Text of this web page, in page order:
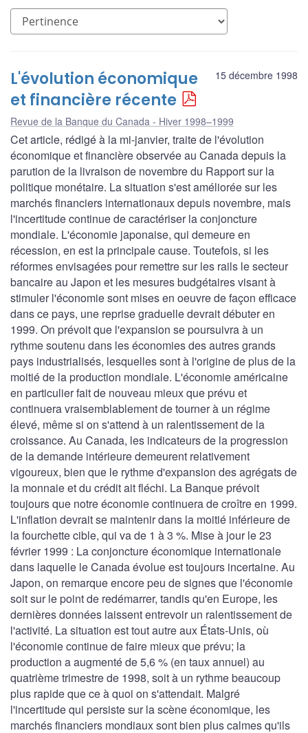
15 décembre 1998
L'évolution économique
et financière récente
Revue de la Banque du Canada - Hiver 1998–1999
Cet article, rédigé à la mi-janvier, traite de l'évolution
économique et financière observée au Canada depuis la
parution de la livraison de novembre du Rapport sur la
politique monétaire. La situation s'est améliorée sur les
marchés financiers internationaux depuis novembre, mais
l'incertitude continue de caractériser la conjoncture
mondiale. L'économie japonaise, qui demeure en
récession, en est la principale cause. Toutefois, si les
réformes envisagées pour remettre sur les rails le secteur
bancaire au Japon et les mesures budgétaires visant à
stimuler l'économie sont mises en oeuvre de façon efficace
dans ce pays, une reprise graduelle devrait débuter en
1999. On prévoit que l'expansion se poursuivra à un
rythme soutenu dans les économies des autres grands
pays industrialisés, lesquelles sont à l'origine de plus de la
moitié de la production mondiale. L'économie américaine
en particulier fait de nouveau mieux que prévu et
continuera vraisemblablement de tourner à un régime
élevé, même si on s'attend à un ralentissement de la
croissance. Au Canada, les indicateurs de la progression
de la demande intérieure demeurent relativement
vigoureux, bien que le rythme d'expansion des agrégats de
la monnaie et du crédit ait fléchi. La Banque prévoit
toujours que notre économie continuera de croître en 1999.
L'inflation devrait se maintenir dans la moitié inférieure de
la fourchette cible, qui va de 1 à 3 %. Mise à jour le 23
février 1999 : La conjoncture économique internationale
dans laquelle le Canada évolue est toujours incertaine. Au
Japon, on remarque encore peu de signes que l'économie
soit sur le point de redémarrer, tandis qu'en Europe, les
dernières données laissent entrevoir un ralentissement de
l'activité. La situation est tout autre aux États-Unis, où
l'économie continue de faire mieux que prévu; la
production a augmenté de 5,6 % (en taux annuel) au
quatrième trimestre de 1998, soit à un rythme beaucoup
plus rapide que ce à quoi on s'attendait. Malgré
l'incertitude qui persiste sur la scène économique, les
marchés financiers mondiaux sont bien plus calmes qu'ils